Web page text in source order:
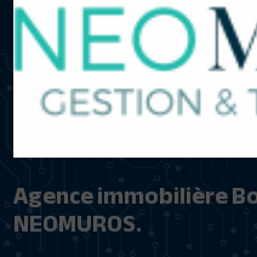
Agence immobilière
NEOMUROS.